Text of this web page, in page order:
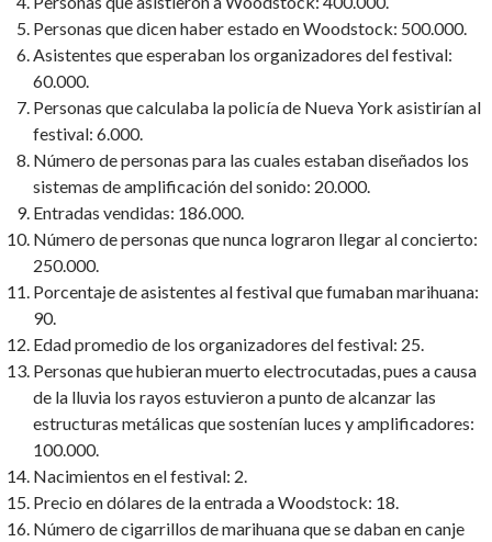
Personas que dicen haber estado en Woodstock: 500.000.
Asistentes que esperaban los organizadores del festival:
60.000.
Personas que calculaba la policía de Nueva York asistirían al
festival: 6.000.
Número de personas para las cuales estaban diseñados los
sistemas de amplificación del sonido: 20.000.
Entradas vendidas: 186.000.
Número de personas que nunca lograron llegar al concierto:
250.000.
Porcentaje de asistentes al festival que fumaban marihuana:
90.
Edad promedio de los organizadores del festival: 25.
Personas que hubieran muerto electrocutadas, pues a causa
de la lluvia los rayos estuvieron a punto de alcanzar las
estructuras metálicas que sostenían luces y amplificadores:
100.000.
Nacimientos en el festival: 2.
Precio en dólares de la entrada a Woodstock: 18.
Número de cigarrillos de marihuana que se daban en canje